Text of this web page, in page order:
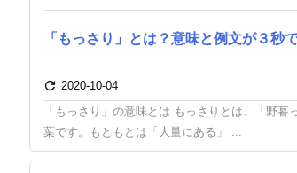
「もっさり」とは？意味と例文が３秒
 2020-10-04
「もっさり」の意味とは もっさりとは、「野
葉です。もともとは「大量にある」 ...